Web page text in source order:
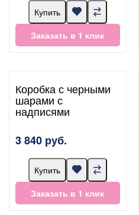
Купить
Заказать в 1 клик
Коробка с черными
шарами с
надписями
3 840 руб.
Купить
Заказать в 1 клик